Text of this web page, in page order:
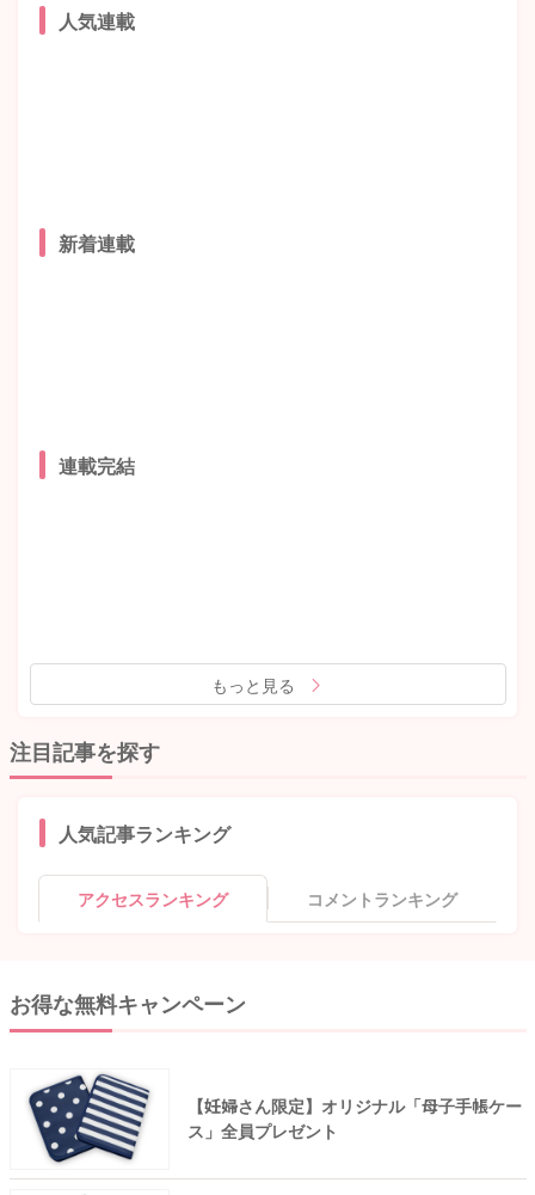
人気連載
新着連載
連載完結
もっと見る
注目記事を探す
人気記事ランキング
アクセスランキング コメントランキング
お得な無料キャンペーン
【妊婦さん限定】オリジナル「母子手帳ケー
ス」全員プレゼント